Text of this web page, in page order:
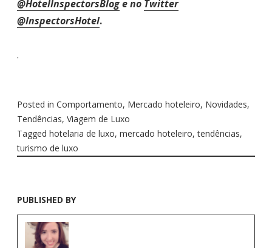
@HotelInspectorsBloge no Twitter
@InspectorsHotel.
.
Posted in Comportamento, Mercado hoteleiro, Novidades,
Tendências, Viagem de Luxo
Tagged hotelaria de luxo, mercado hoteleiro,tendências,
turismo de luxo
PUBLISHED BY